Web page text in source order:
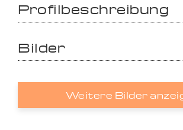
Profilbeschreibung
Bilder
Weitere Bilder